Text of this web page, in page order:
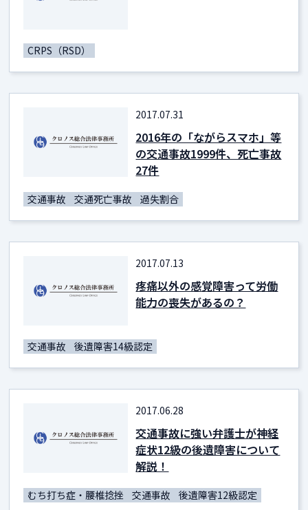
CRPS（RSD）
2017.07.31
2016年の「ながらスマホ」等
の交通事故1999件、死亡事故
27件
交通事故 交通死亡事故 過失割合
2017.07.13
疼痛以外の感覚障害って労働
能力の喪失があるの？
交通事故 後遺障害14級認定
2017.06.28
交通事故に強い弁護士が神経
症状12級の後遺障害について
解説！
むち打ち症・腰椎捻挫 交通事故 後遺障害12級認定